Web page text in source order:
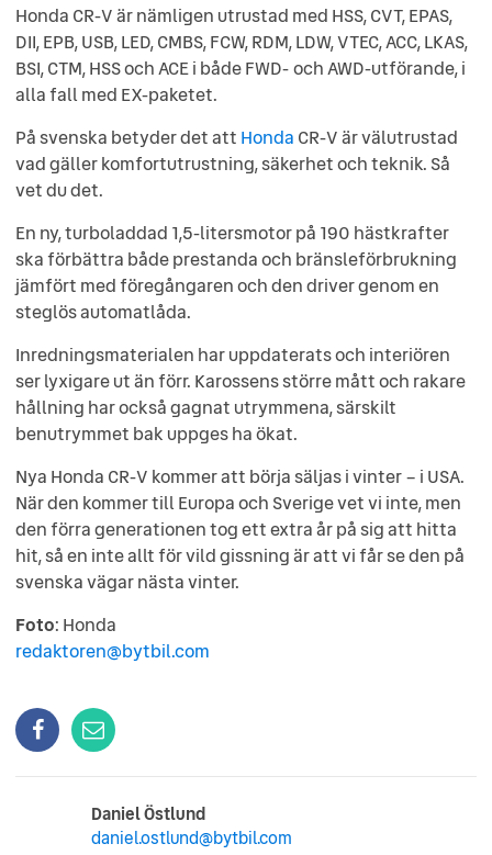
Honda CR-V är nämligen utrustad med HSS, CVT, EPAS,
DII, EPB, USB, LED, CMBS, FCW, RDM, LDW, VTEC, ACC, LKAS,
BSI, CTM, HSS och ACE i både FWD- och AWD-utförande, i
alla fall med EX-paketet.
På svenska betyder det att Honda CR-V är välutrustad
vad gäller komfortutrustning, säkerhet och teknik. Så
vet du det.
En ny, turboladdad 1,5-litersmotor på 190 hästkrafter
ska förbättra både prestanda och bränsleförbrukning
jämfört med föregångaren och den driver genom en
steglös automatlåda.
Inredningsmaterialen har uppdaterats och interiören
ser lyxigare ut än förr. Karossens större mått och rakare
hållning har också gagnat utrymmena, särskilt
benutrymmet bak uppges ha ökat.
Nya Honda CR-V kommer att börja säljas i vinter – i USA.
När den kommer till Europa och Sverige vet vi inte, men
den förra generationen tog ett extra år på sig att hitta
hit, så en inte allt för vild gissning är att vi får se den på
svenska vägar nästa vinter.
Foto: Honda
redaktoren@bytbil.com
Daniel Östlund
daniel.ostlund@bytbil.com